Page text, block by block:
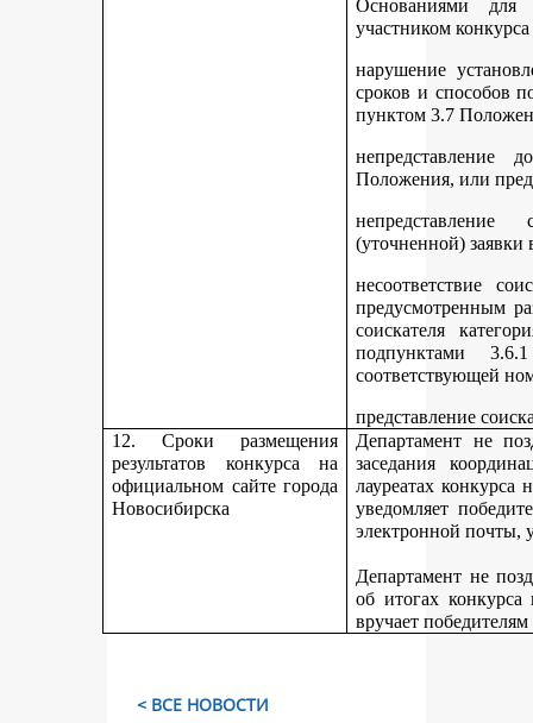
Основаниями для
участником
нарушение
сроков и способов
пунктом 3.7
непредставление
Положения, или
непредставление
(уточненной) заявки
несоответствие
предусмотренным
соискателя
подпунктами 3.6.1
соответствующей
представление
12. Сроки размещения
результатов конкурса на
официальном сайте города
Новосибирска
Департамент не
заседания
лауреатах
уведомляет
электронной почты,
Департамент не
об итогах
вручает
< ВСЕ НОВОСТИ